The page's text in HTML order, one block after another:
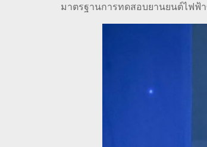
มาตรฐานการทดสอบยานยนต์ไฟฟ้า